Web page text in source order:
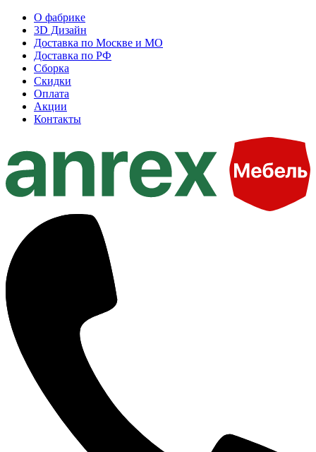
О фабрике
3D Дизайн
Доставка по Москве и МО
Доставка по РФ
Сборка
Скидки
Оплата
Акции
Контакты